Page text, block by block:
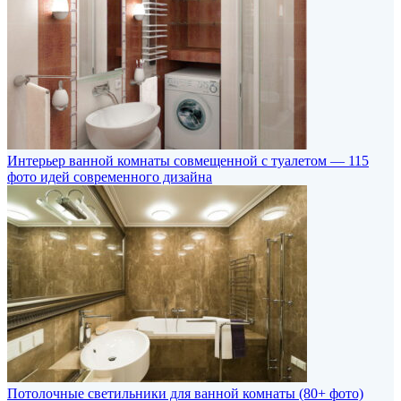
Интерьер ванной комнаты совмещенной с туалетом — 115
фото идей современного дизайна
Потолочные светильники для ванной комнаты (80+ фото)